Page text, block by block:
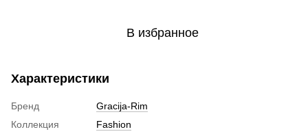
В избранное
Характеристики
Бренд
Gracija-Rim
Коллекция
Fashion